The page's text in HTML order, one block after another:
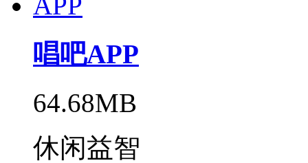
唱吧APP
64.68MB
休闲益智